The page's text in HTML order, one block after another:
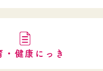
・健康にっき